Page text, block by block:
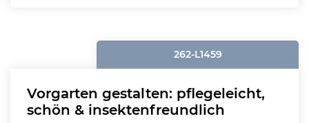
262-L1459
Vorgarten gestalten: pflegeleicht,
schön & insektenfreundlich